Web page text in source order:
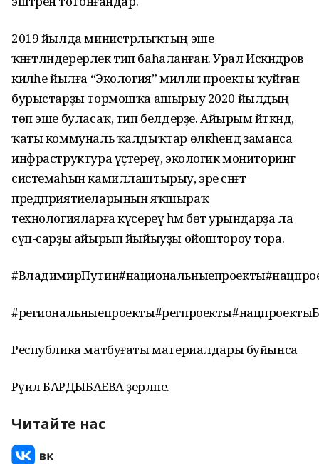
2019 йылда министрлыҡтың эше
ҡәнәғәтләндерерлек тип баһаланған. Урал Искәндәров
киләһе йылға “Экология” милли проекты ҡуйған
бурыстарҙы тормошҡа ашырыу 2020 йылдың
төп эше буласаҡ, тип белдерҙе. Айырым әйткәндә,
ҡаты коммуналь ҡалдыҡтар өлкәһендә заманса
инфраструктура үҫтереү, экологик мониторинг
системаһын камиллаштырыу, эре сәнәғәт
предприятиеларынын яҡшыраҡ
технологияларға күсереү һәм бөтә урындарҙа ла
сүп-сарҙы айырып йыйыуҙы ойоштороу тора.
Республика матбуғаты материалдары буйынса
Рәүилә БАРДЫБАЕВА әҙерләне.
Читайте нас